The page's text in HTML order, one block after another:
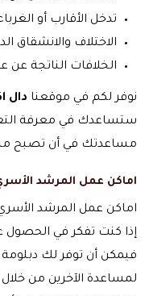
تدخل الأقارب أو
الاختلاف والانشقاق
الخلافات الناتجة عن
نوفر لكم في موقعنا دال
ستساعدك في معرفة
مساعدتك في أن تصبح
اماكن عمل المرشد
اماكن عمل المرشد
إذا كنت تفكر في الحصول
فيمكن أن توفر لك دبلومة
لمساعدة الآخرين من